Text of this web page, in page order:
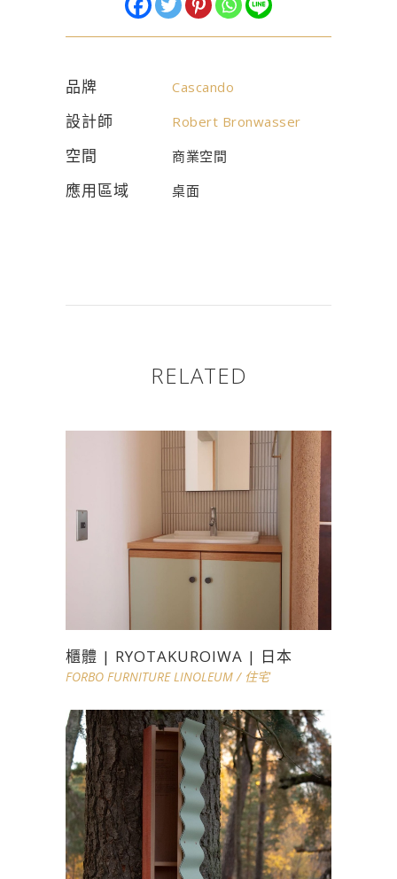
品牌 Cascando
設計師 Robert Bronwasser
空間 商業空間
應用區域 桌面
RELATED
櫃體 | RYOTAKUROIWA | 日本
FORBO FURNITURE LINOLEUM/ 住宅